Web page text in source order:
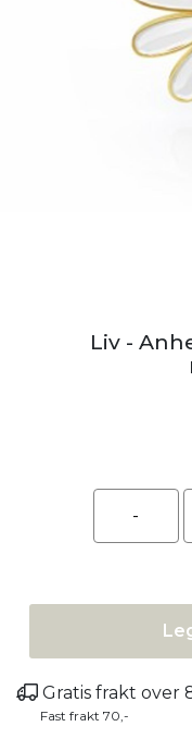
Liv -
Gratis frakt over
Fast frakt 70,-